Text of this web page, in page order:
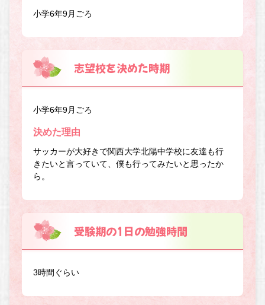
小学6年9月ごろ
志望校を決めた時期
小学6年9月ごろ
決めた理由
サッカーが大好きで関西大学北陽中学校に友達も行
きたいと言っていて、僕も行ってみたいと思ったか
ら。
受験期の1日の勉強時間
3時間ぐらい